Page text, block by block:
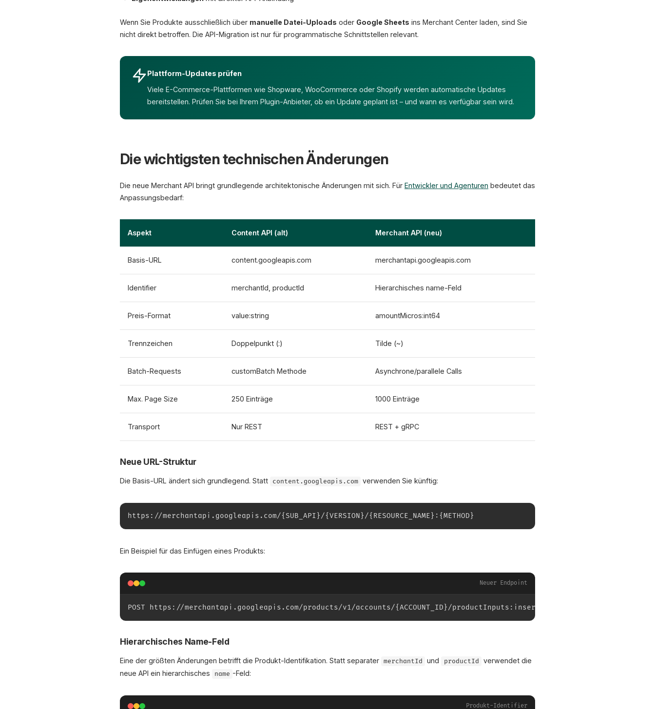
Wenn Sie Produkte ausschließlich über manuelle Datei-Uploads oder Google Sheets ins Merchant Center laden, sind Sie
nicht direkt betroffen. Die API-Migration ist nur für programmatische Schnittstellen relevant.
Plattform-Updates prüfen
Viele E-Commerce-Plattformen wie Shopware, WooCommerce oder Shopify werden automatische Updates
bereitstellen. Prüfen Sie bei Ihrem Plugin-Anbieter, ob ein Update geplant ist – und wann es verfügbar sein wird.
Die wichtigsten technischen Änderungen
Die neue Merchant API bringt grundlegende architektonische Änderungen mit sich. Für Entwickler und Agenturen bedeutet das
Anpassungsbedarf:
Aspekt Content API (alt) Merchant API (neu)
Basis-URL content.googleapis.com merchantapi.googleapis.com
Identifier merchantId, productId Hierarchisches name-Feld
Preis-Format value:string amountMicros:int64
Trennzeichen Doppelpunkt (:) Tilde (~)
Batch-Requests customBatch Methode Asynchrone/parallele Calls
Max. Page Size 250 Einträge 1000 Einträge
Transport Nur REST REST + gRPC
Neue URL-Struktur
Die Basis-URL ändert sich grundlegend. Statt content.googleapis.com verwenden Sie künftig:
https://merchantapi.googleapis.com/{SUB_API}/{VERSION}/{RESOURCE_NAME}:{METHOD}
Ein Beispiel für das Einfügen eines Produkts:
Neuer Endpoint
POST https://merchantapi.googleapis.com/products/v1/accounts/{ACCOUNT_ID}/productInputs:insert?dataSource=accounts/
Hierarchisches Name-Feld
Eine der größten Änderungen betrifft die Produkt-Identifikation. Statt separater merchantId und productId
verwendet die
neue API ein hierarchisches
name -Feld:
Produkt-Identifier
XICTRON